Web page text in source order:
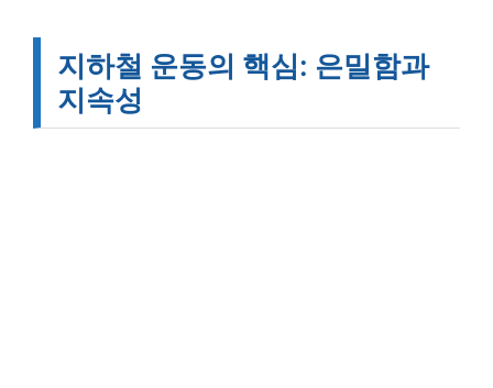
지하철 운동의 핵심: 은밀함과
지속성